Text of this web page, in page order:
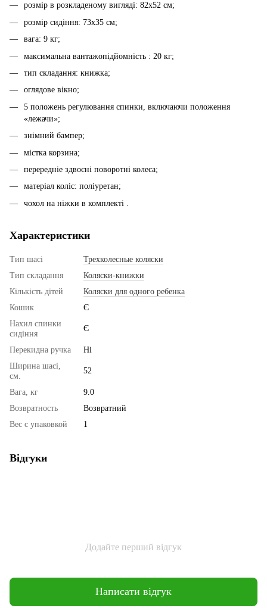
розмір в розкладеному вигляді: 82х52 см;
розмір сидіння: 73х35 см;
вага: 9 кг;
максимальна вантажопідйомність : 20 кг;
тип складання: книжка;
оглядове вікно;
5 положень регулювання спинки, включаючи положення
«лежачи»;
знімний бампер;
містка корзина;
перередніе здвоєні поворотні колеса;
матеріал коліс: поліуретан;
чохол на ніжки в комплекті .
Характеристики
Тип шасі
Трехколесные коляски
Тип складання
Коляски-книжки
Кількість дітей
Коляски для одного ребенка
Кошик
Є
Нахил спинки
сидіння
Є
Перекидна ручка
Ні
Ширина шасі,
см.
52
Вага, кг
9.0
Возвратность
Возвратний
Вес с упаковкой
1
Відгуки
Додайте перший відгук
Написати відгук